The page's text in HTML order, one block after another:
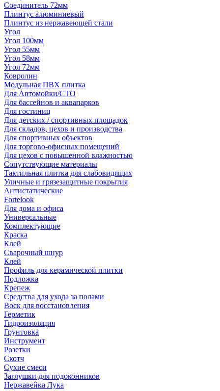
Соединитель 72мм
Плинтус алюминиевый
Плинтус из нержавеющей стали
Угол
Угол 100мм
Угол 55мм
Угол 58мм
Угол 72мм
Ковролин
Модульная ПВХ плитка
Для Автомойки/СТО
Для бассейнов и аквапарков
Для гостиниц
Для детских / спортивных площадок
Для складов, цехов и производства
Для спортивных объектов
Для торгово-офисных помещений
Для цехов с повышенной влажностью
Сопутствующие материалы
Тактильная плитка для слабовидящих
Уличные и грязезащитные покрытия
Антистатические
Fortelook
Для дома и офиса
Универсальные
Комплектующие
Краска
Клей
Сварочный шнур
Клей
Профиль для керамической плитки
Подложка
Крепеж
Средства для ухода за полами
Воск для восстановления
Герметик
Гидроизоляция
Грунтовка
Инструмент
Розетки
Скотч
Сухие смеси
Заглушки для подоконников
Нержавейка Лука